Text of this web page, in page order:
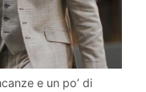
e un po’ di